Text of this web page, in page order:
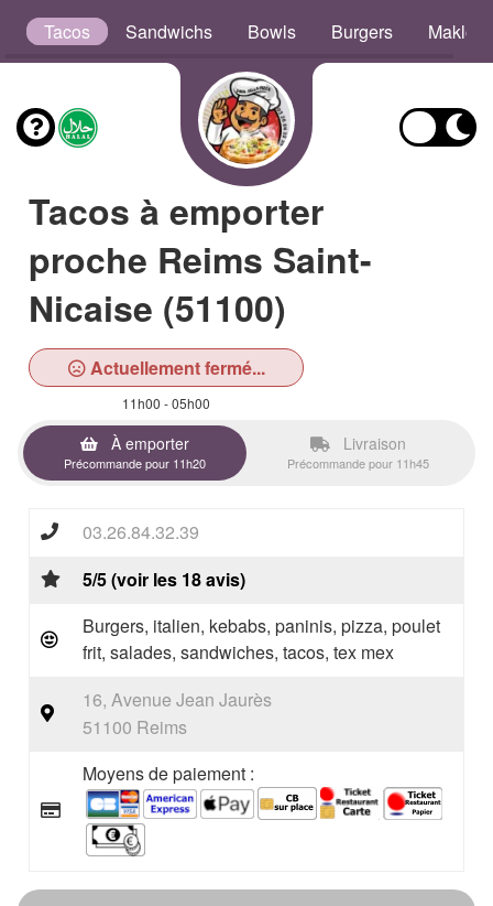
Tacos Sandwichs Bowls Burgers
Tacos à emporter
proche Reims Saint-
Nicaise (51100)
Actuellement fermé...
11h00 - 05h00
À emporter
Précommande pour 11h20
Livraison
Précommande pour 11h45
03.26.84.32.39
5/5 (voir les 18 avis)
Burgers, italien, kebabs, paninis, pizza, poulet
frit, salades, sandwiches, tacos, tex mex
16, Avenue Jean Jaurès
51100 Reims
Moyens de paiement :